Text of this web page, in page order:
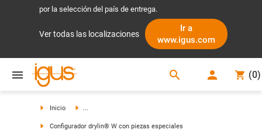
por la selección del país de entrega.
Ver todas las localizaciones
Ir a
www.igus.com
search (0)
Inicio ...
Configurador drylin® W con piezas especiales